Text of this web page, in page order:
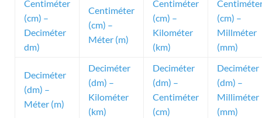
Centiméter
(cm) –
Deciméter
dm)
Centiméter
(cm) –
Méter (m)
Centiméter
(cm) –
Kilométer
(km)
(cm) –
Millméter
(mm)
Deciméter
(dm) –
Méter (m)
Deciméter
(dm) –
Kilométer
(km)
Deciméter
(dm) –
Centiméter
(cm)
Deciméter
(dm) –
Milliméter
(mm)